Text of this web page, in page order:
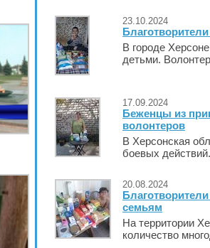
23.10.2024
В городе
детьми.
17.09.2024
Беженцы из
волонтеров
В Херсонская
боевых
20.08.2024
семьям
На территории
количество